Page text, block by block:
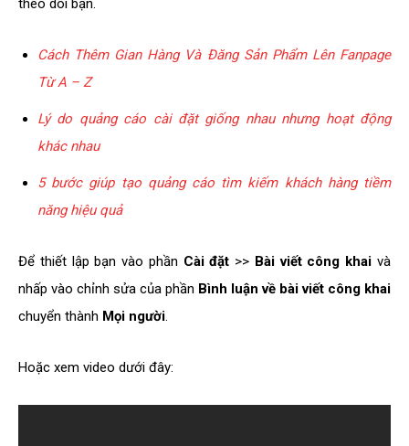
theo dõi bạn.
Cách Thêm Gian Hàng Và Đăng Sản Phẩm Lên Fanpage
Từ A – Z
Lý do quảng cáo cài đặt giống nhau nhưng hoạt động
khác nhau
5 bước giúp tạo quảng cáo tìm kiếm khách hàng tiềm
năng hiệu quả
Để thiết lập bạn vào phần Cài đặt >> Bài viết công khai và
nhấp vào chỉnh sửa của phần Bình luận về bài viết công khai
chuyển thành Mọi người.
Hoặc xem video dưới đây: